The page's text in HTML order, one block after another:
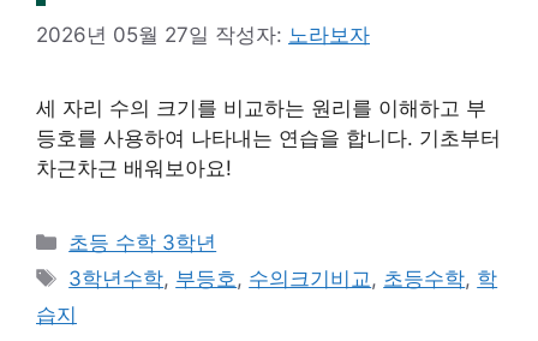
2026년 05월 27일 작성자: 노라보자
세 자리 수의 크기를 비교하는 원리를 이해하고 부
등호를 사용하여 나타내는 연습을 합니다. 기초부터
차근차근 배워보아요!
카
테
리
초등 수학 3학년
태
그
3학년수학, 부등호 , 수의크기비교 , 초등수학, 학
습지